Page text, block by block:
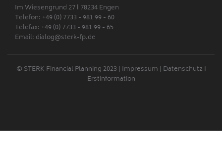
Im Wiesengrund 27 Ι 78234 Engen
Telefon: +49 (0) 7733 - 981 99 - 60
Telefax: +49 (0) 7733 - 981 99 - 65
Email: dialog@sterk-fp.de
© STERK Financial Planning 2023 | Impressum | Datenschutz I
Erstinformation